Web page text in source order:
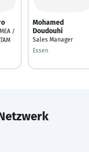
/
Mohamed
Doudouhi
Sales Manager
Essen